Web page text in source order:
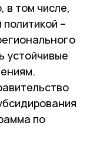
в том числе,
–
устойчивые
по